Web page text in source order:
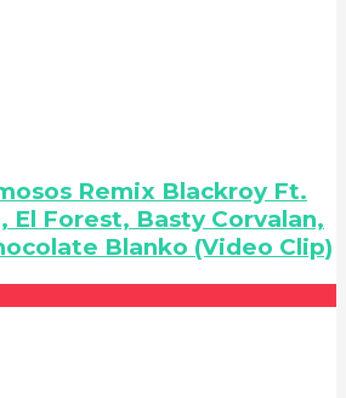
Remix Blackroy Ft.
El Forest, Basty Corvalan,
Blanko (Video Clip)